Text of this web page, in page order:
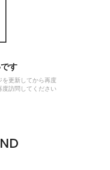
す
を更新してから再度
度訪問してください